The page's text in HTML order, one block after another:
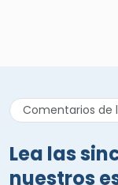
Comentarios de
Lea las
nuestros